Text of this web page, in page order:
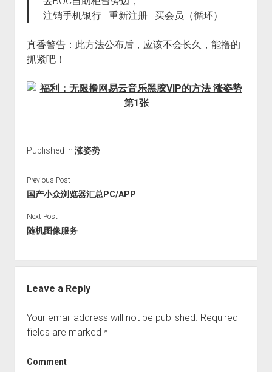
注销手机银行—重新注册—买会员（循环）
真香警告：此方法公布后，应该不会长久，能撸的
抓紧吧！
Published in 涨姿势
Previous Post
国产小众浏览器汇总PC/APP
Next Post
随机图像服务
Leave a Reply
Your email address will not be published. Required
fields are marked *
Comment